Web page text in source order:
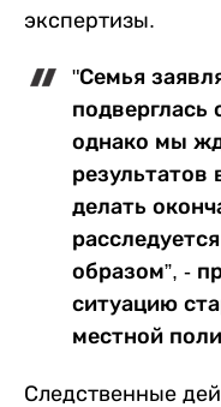
экспертизы.
"Семья
подверглась
однако мы
результатов
делать
образом”, -
ситуацию
местной
Следственные